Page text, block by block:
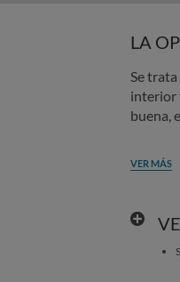
LA
Se
interior
buena,
VER MÁS